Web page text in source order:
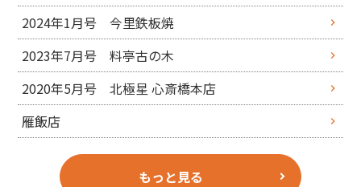
2024年1月号 今里鉄板焼
2023年7月号 料亭古の木
2020年5月号 北極星 心斎橋本店
雁飯店
もっと見る